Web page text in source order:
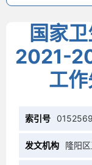
国家
2021-
工
索引号
发文机构 隆阳